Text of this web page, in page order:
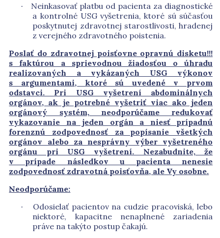
·
Neinkasovať platbu od pacienta za diagnostické
a kontrolné USG vyšetrenia, ktoré sú súčasťou
poskytnutej zdravotnej starostlivosti, hradenej
z verejného zdravotného poistenia.
Poslať do zdravotnej poisťovne opravnú disketu!!!
s faktúrou a sprievodnou žiadosťou o úhradu
realizovaných a vykázaných USG výkonov
s argumentami, ktoré sú uvedené v prvom
odstavci. Pri USG vyšetrení abdominálnych
orgánov, ak je potrebné vyšetriť viac ako jeden
orgánový systém, neodporúčame redukovať
vykazovanie na jeden orgán a niesť prípadnú
forenznú zodpovednosť za popísanie všetkých
orgánov alebo za nesprávny výber vyšetreného
orgánu pri USG vyšetrení. Nezabudnite, že
v prípade následkov u pacienta nenesie
zodpovednosť zdravotná poisťovňa, ale Vy osobne.
Neodporúčame:
·
Odosielať pacientov na cudzie pracoviská, lebo
niektoré, kapacitne nenaplnené zariadenia
práve na takýto postup čakajú.